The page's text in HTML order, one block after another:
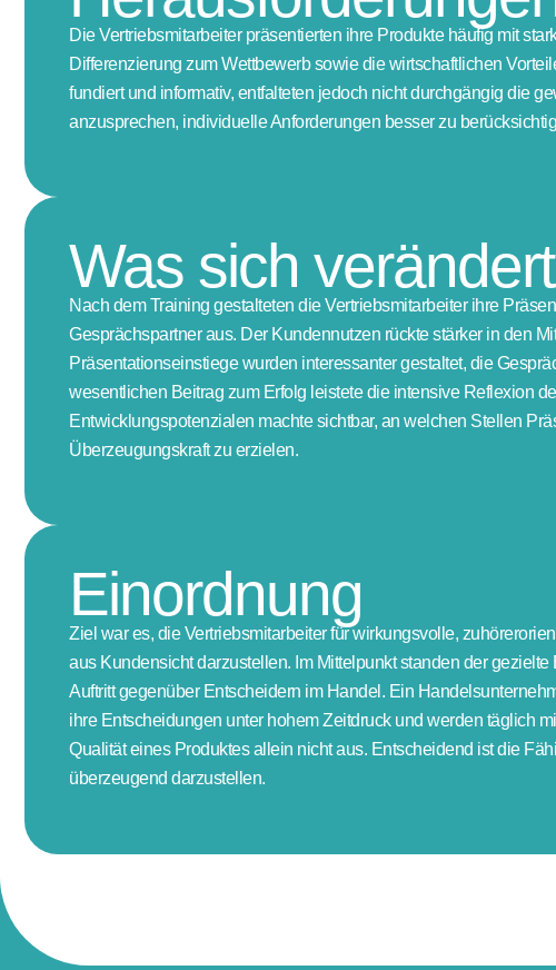
Die Vertriebsmitarbeiter präsentierten ihre Produkte häufig mit
Differenzierung zum Wettbewerb sowie die wirtschaftlichen
fundiert und informativ, entfalteten jedoch nicht durchgängig die
anzusprechen, individuelle Anforderungen besser zu
Was sich
Nach dem Training gestalteten die Vertriebsmitarbeiter ihre
Gesprächspartner aus. Der Kundennutzen rückte stärker in den
Präsentationseinstiege wurden interessanter gestaltet, die
wesentlichen Beitrag zum Erfolg leistete die intensive Reflexion
Entwicklungspotenzialen machte sichtbar, an welchen Stellen
Überzeugungskraft zu erzielen.
Einordnung
Ziel war es, die Vertriebsmitarbeiter für wirkungsvolle,
aus Kundensicht darzustellen. Im Mittelpunkt standen der
Auftritt gegenüber Entscheidern im Handel. Ein
ihre Entscheidungen unter hohem Zeitdruck und werden täglich
Qualität eines Produktes allein nicht aus. Entscheidend ist die
überzeugend darzustellen.